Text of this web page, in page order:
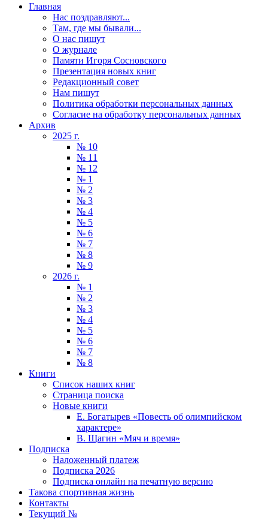
Главная
Нас поздравляют...
Там, где мы бывали...
О нас пишут
О журнале
Памяти Игоря Сосновского
Презентация новых книг
Редакционный совет
Нам пишут
Политика обработки персональных данных
Согласие на обработку персональных данных
Архив
2025 г.
№ 10
№ 11
№ 12
№ 1
№ 2
№ 3
№ 4
№ 5
№ 6
№ 7
№ 8
№ 9
2026 г.
№ 1
№ 2
№ 3
№ 4
№ 5
№ 6
№ 7
№ 8
Книги
Список наших книг
Страница поиска
Новые книги
Е. Богатырев «Повесть об олимпийском
характере»
В. Щагин «Мяч и время»
Подписка
Наложенный платеж
Подписка 2026
Подписка онлайн на печатную версию
Такова спортивная жизнь
Контакты
Текущий №